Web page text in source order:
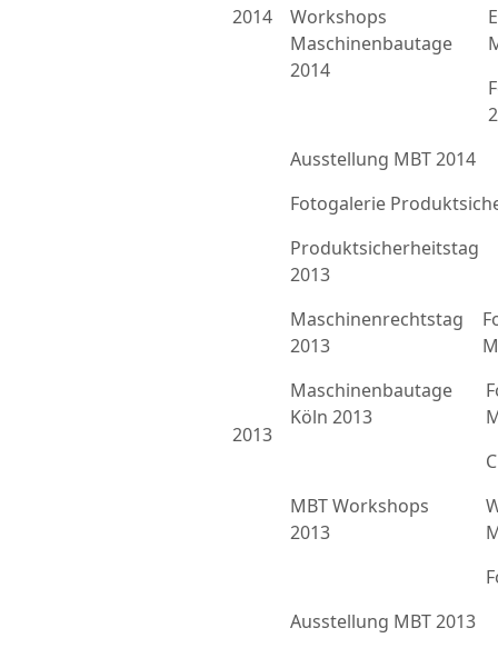
2014
Workshops
Maschinenbautage
2014
Ausstellung MBT 2014
Fotogalerie
2013
Produktsicherheitstag
2013
Maschinenrechtstag
2013
Maschinenbautage
Köln 2013
MBT Workshops
2013
Ausstellung MBT 2013